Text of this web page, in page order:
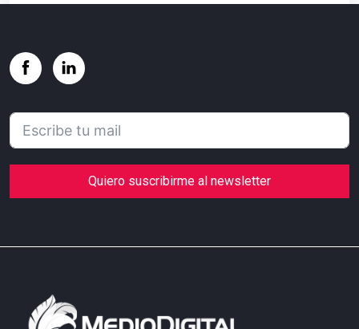
Quiero suscribirme al newsletter